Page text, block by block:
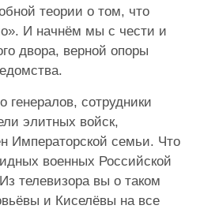
теории о том, что
И начнём мы с чести и
двора, верной опоры
сотрудники
элитных войск,
Императорской семьи. Что
военных Российской
телевизора вы о таком
и Киселёвы на все